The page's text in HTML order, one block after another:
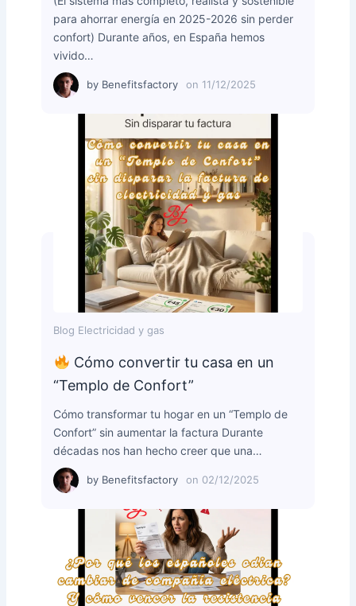
para ahorrar energía en 2025-2026 sin perder
confort) Durante años, en España hemos
vivido…
by Benefitsfactory on 11/12/2025
Blog Electricidad y gas
Cómo convertir tu casa en un
“Templo de Confort”
Cómo transformar tu hogar en un “Templo de
Confort” sin aumentar la factura Durante
décadas nos han hecho creer que una…
by Benefitsfactory on 02/12/2025